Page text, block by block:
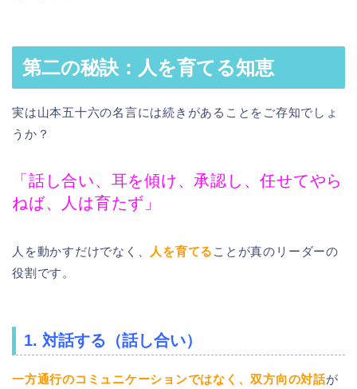
第二の秘訣：人を育てる知恵
実は山本五十六の名言には続きがあることをご存知でしょ
うか？
「話し合い、耳を傾け、承認し、任せてやら
ねば、人は育たず」
人を動かすだけでなく、 人を育てる ことが真のリーダーの
役割です。
1. 対話する（話し合い）
一方通行のコミュニケーションではなく、双方向の対話が